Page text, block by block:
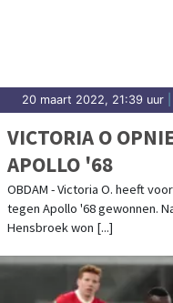
20 maart 2022, 21:39 uur
VICTORIA O
APOLLO '68
OBDAM - Victoria O. heeft
tegen Apollo '68 gewonnen.
Hensbroek won [...]